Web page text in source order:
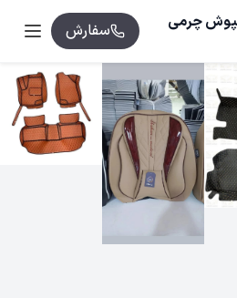
چرمی
سفارش